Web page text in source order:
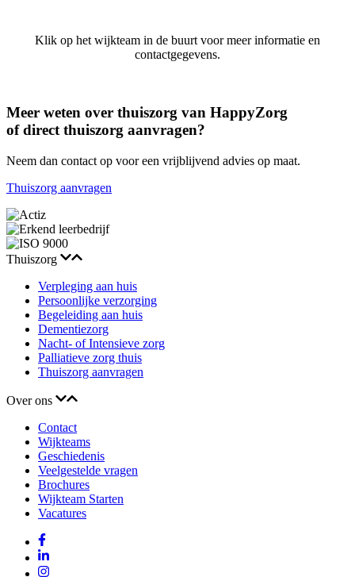
Klik op het wijkteam in de buurt voor meer informatie en
contactgegevens.
Meer weten over thuiszorg van HappyZorg
of direct thuiszorg aanvragen?
Neem dan contact op voor een vrijblijvend advies op maat.
Thuiszorg aanvragen
Thuiszorg
Verpleging aan huis
Persoonlijke verzorging
Begeleiding aan huis
Dementiezorg
Nacht- of Intensieve zorg
Palliatieve zorg thuis
Thuiszorg aanvragen
Over ons
Contact
Wijkteams
Geschiedenis
Veelgestelde vragen
Brochures
Wijkteam Starten
Vacatures